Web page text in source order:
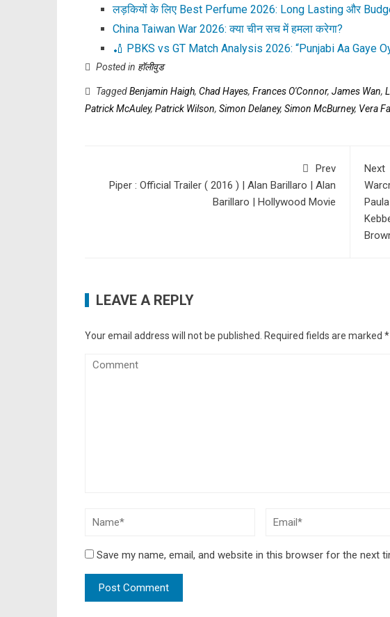
लड़कियों के लिए Best Perfume 2026: Long Lasting और
China Taiwan War 2026: क्या चीन सच में हमला करेगा?
🏏 PBKS vs GT Match Analysis 2026: “Punjabi Aa Gaye
Posted in हॉलीवुड
TaggedBenjamin Haigh, Chad Hayes, Frances O'Connor, James Wan,
Patrick McAuley, Patrick Wilson, Simon Delaney, Simon McBurney, Vera
Prev
Piper : Official Trailer ( 2016 ) | Alan Barillaro | Alan
Barillaro | Hollywood Movie
Next
LEAVE A REPLY
Your email address will not be published. Required fields are marked *
Save my name, email, and website in this browser for the next